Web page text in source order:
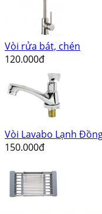
Vòi rửa bát, chén
120.000đ
Vòi Lavabo Lạnh
150.000đ